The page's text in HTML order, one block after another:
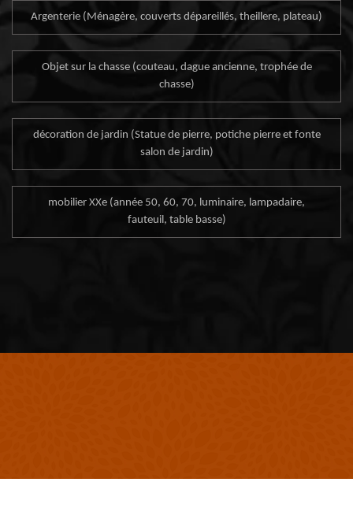
Argenterie (Ménagère, couverts dépareillés, theillere, plateau)
Objet sur la chasse (couteau, dague ancienne, trophée de
chasse)
décoration de jardin (Statue de pierre, potiche pierre et fonte
salon de jardin)
mobilier XXe (année 50, 60, 70, luminaire, lampadaire,
fauteuil, table basse)